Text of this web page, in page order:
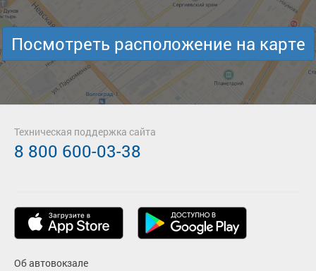
Посмотреть расположение на карте
Об автовокзале
Техническая поддержка сайта
8 800 600-03-38